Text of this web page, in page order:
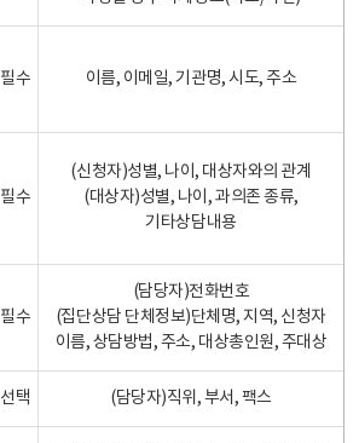
필수 이름, 이메일, 기관명, 시도, 주소
필수
(신청자)성별, 나이, 대상자와의 관계
(대상자)성별, 나이, 과의존 종류,
기타상담내용
필수
(담당자)전화번호
(집단상담 단체정보)단체명, 지역, 신청자
이름, 상담방법, 주소, 대상총인원, 주대상
선택 (담당자)직위, 부서, 팩스